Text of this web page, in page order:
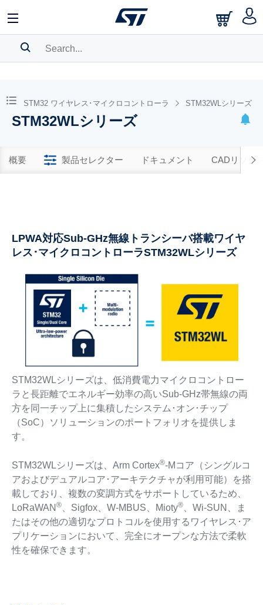
BOOKMARK
Pleaselog into show your saved searches.
STM32 ワイヤレス･マイクロコントローラ STM32WLシリーズ
STM32WLシリーズ
概要 製品セレクター ドキュメント CADリソー
LPWA対応Sub-GHz無線トランシーバ搭載ワイヤ
レス･マイクロコントローラSTM32WLシリーズ
STM32WLシリーズは、低消費電力マイクロコントロー
ラと長距離でエネルギー効率の高いSub-GHz帯無線の両
方を同一チップ上に集積したシステム･オン･チップ
（SoC）ソリューションのポートフォリオを提供しま
す。
STM32WLシリーズは、Arm Cortex®-Mコア（シングルコ
アおよびデュアルコア･アーキテクチャが利用可能）を搭
載しており、複数の変調方式をサポートしているため、
LoRaWAN ®、Sigfox、W-MBUS、Mioty®、Wi-SUN、ま
たはその他の適切なプロトコルを使用するワイヤレス･ア
プリケーションにおいて、完全にオープンな方法で柔軟
性を確保できます。